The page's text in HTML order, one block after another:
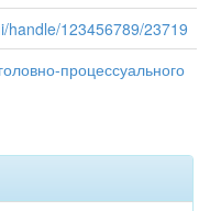
handle/123456789/23719
процессуального